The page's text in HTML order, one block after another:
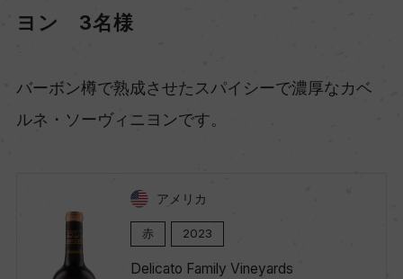
ヨン 3名様
バーボン樽で熟成させたスパイシーで濃厚なカベ
ルネ・ソーヴィニヨンです。
アメリカ
赤 2023
Delicato Family Vineyards